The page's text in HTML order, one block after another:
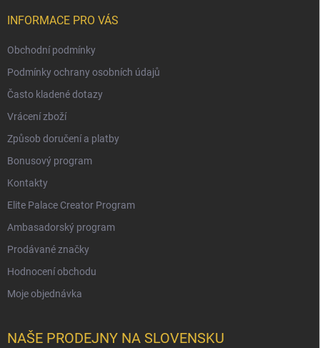
INFORMACE PRO VÁS
Obchodní podmínky
Podmínky ochrany osobních údajů
Často kladené dotazy
Vrácení zboží
Způsob doručení a platby
Bonusový program
Kontakty
Elite Palace Creator Program
Ambasadorský program
Prodávané značky
Hodnocení obchodu
Moje objednávka
NAŠE PRODEJNY NA SLOVENSKU